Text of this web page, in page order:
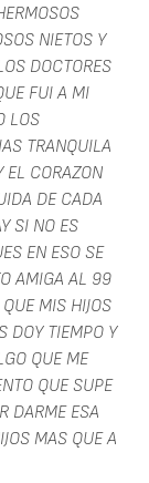
NIETOS Y
DOCTORES
FUI A MI
LOS
TRANQUILA
EL CORAZON
DE CADA
SI NO ES
EN ESO SE
AMIGA AL 99
MIS HIJOS
DOY TIEMPO Y
QUE ME
QUE SUPE
DARME ESA
MAS QUE A